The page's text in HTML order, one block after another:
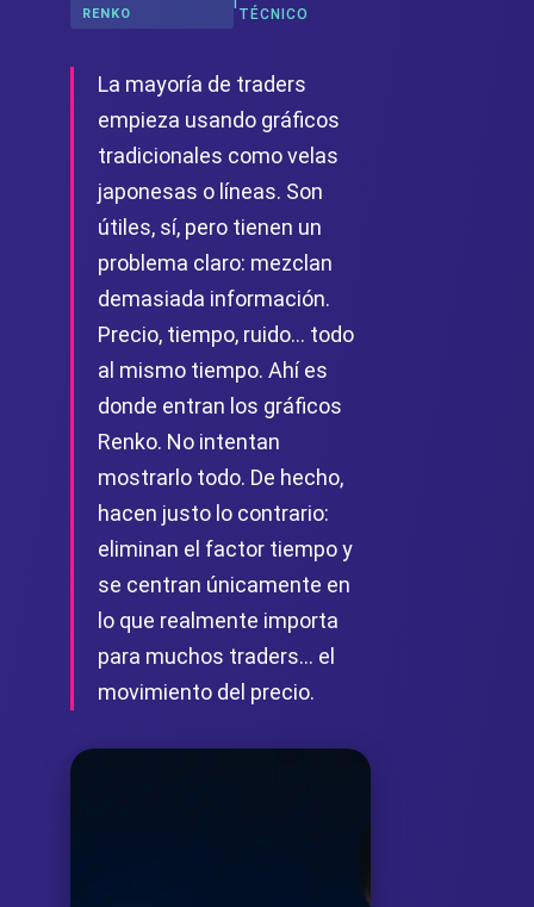
RENKO
TÉCNICO
La mayoría de traders
empieza usando gráficos
tradicionales como velas
japonesas o líneas. Son
útiles, sí, pero tienen un
problema claro: mezclan
demasiada información.
Precio, tiempo, ruido… todo
al mismo tiempo. Ahí es
donde entran los gráficos
Renko. No intentan
mostrarlo todo. De hecho,
hacen justo lo contrario:
eliminan el factor tiempo y
se centran únicamente en
lo que realmente importa
para muchos traders… el
movimiento del precio.